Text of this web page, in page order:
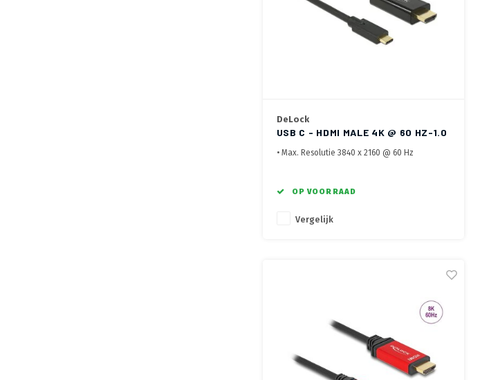
DeLock
USB C - HDMI MALE 4K @ 60 HZ-1.0
METER
• Max. Resolutie 3840 x 2160 @ 60 Hz
• Voor het overbrengen van Audio en Video
OP VOORRAAD
Vergelijk